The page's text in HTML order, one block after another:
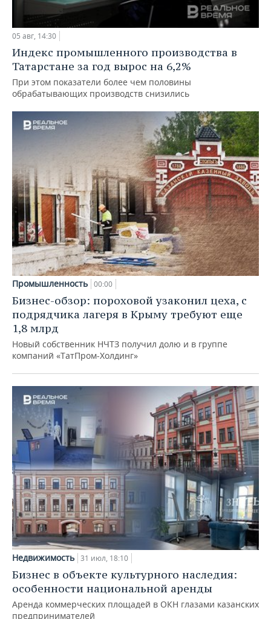
05 авг, 14:30
Индекс промышленного производства в
Татарстане за год вырос на 6,2%
При этом показатели более чем половины
обрабатывающих производств снизились
Промышленность 00:00
Бизнес-обзор: пороховой узаконил цеха, с
подрядчика лагеря в Крыму требуют еще
1,8 млрд
Новый собственник НЧТЗ получил долю и в группе
компаний «ТатПром-Холдинг»
Недвижимость 31 июл, 18:10
Бизнес в объекте культурного наследия:
особенности национальной аренды
Аренда коммерческих площадей в ОКН глазами казанских
предпринимателей